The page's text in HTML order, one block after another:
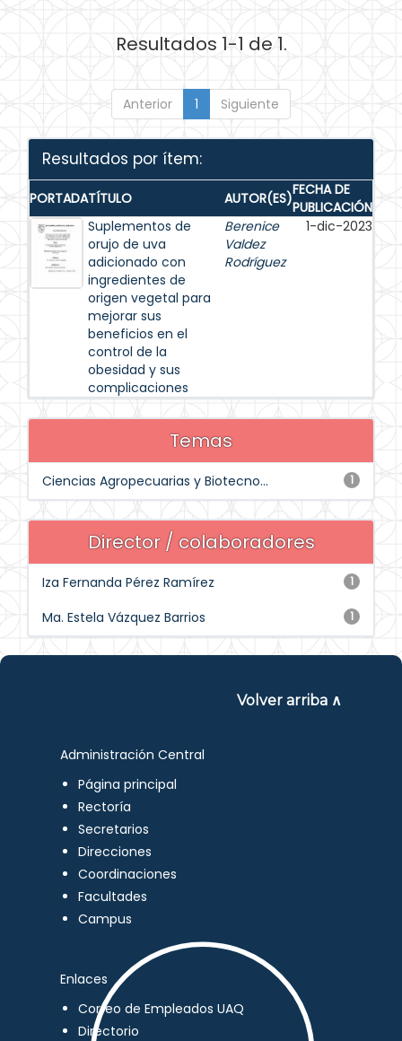
Resultados 1-1 de 1.
Anterior 1 Siguiente
Resultados por ítem:
PORTADATÍTULO AUTOR(ES)FECHA DE
PUBLICACIÓN
Suplementos de
orujo de uva
adicionado con
ingredientes de
origen vegetal para
mejorar sus
beneficios en el
control de la
obesidad y sus
complicaciones
Berenice
Valdez
Rodríguez
1-dic-2023
Temas
1
Ciencias Agropecuarias y Biotecno...
Director / colaboradores
1
Iza Fernanda Pérez Ramírez
1
Ma. Estela Vázquez Barrios
Volver arriba ∧
Administración Central
Página principal
Rectoría
Secretarios
Direcciones
Coordinaciones
Facultades
Campus
Enlaces
Correo de Empleados UAQ
Directorio